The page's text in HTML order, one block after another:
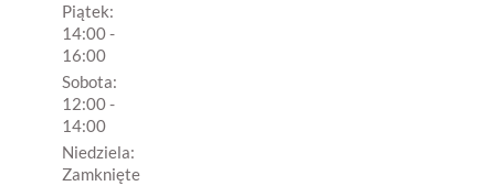
Piątek:
14:00 -
16:00
Sobota:
12:00 -
14:00
Niedziela:
Zamknięte